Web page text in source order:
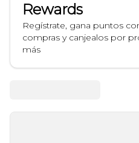
Rewards
Regístrate, gana puntos
compras y canjealos por
más